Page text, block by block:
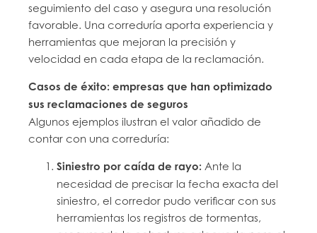
seguimiento del caso y asegura una resolución
favorable. Una correduría aporta experiencia y
herramientas que mejoran la precisión y
velocidad en cada etapa de la reclamación.
Casos de éxito: empresas que han optimizado
sus reclamaciones de seguros
Algunos ejemplos ilustran el valor añadido de
contar con una correduría:
Siniestro por caída de rayo: Ante la
necesidad de precisar la fecha exacta del
siniestro, el corredor pudo verificar con sus
herramientas los registros de tormentas,